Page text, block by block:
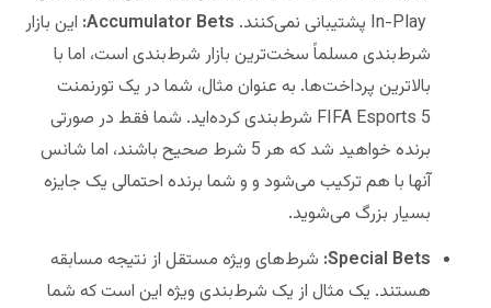
Accumulator Bets: این بازار
شرط‌بندی مسلماً سخت‌ترین بازار شرط‌بندی است، اما با
بالاترین پرداخت‌ها. به عنوان مثال، شما در یک تورنمنت
FIFA Esports 5 شرط‌‌بندی کرده‌اید. شما فقط در صورتی
برنده خواهید شد که هر 5 شرط صحیح باشند، اما شانس
آنها با هم ترکیب می‌شود و و شما برنده احتمالی یک جایزه
بسیار بزرگ می‌شوید.
Special Bets: شرط‌های ویژه مستقل از نتیجه مسابقه
هستند. یک مثال از یک شرط‌‌بندی ویژه این است که شما